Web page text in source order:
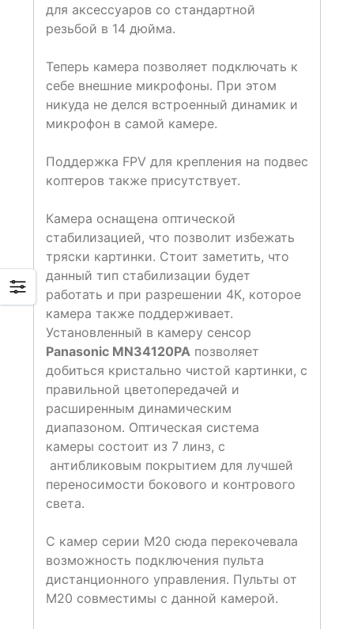
для аксессуаров со стандартной
резьбой в 14 дюйма.
Теперь камера позволяет подключать к
себе внешние микрофоны. При этом
никуда не делся встроенный динамик и
микрофон в самой камере.
Поддержка FPV для крепления на подвес
коптеров также присутствует.
Камера оснащена оптической
стабилизацией, что позволит избежать
тряски картинки. Стоит заметить, что
данный тип стабилизации будет
работать и при разрешении 4К, которое
камера также поддерживает.
Установленный в камеру сенсор
Panasonic MN34120PA позволяет
добиться кристально чистой картинки, с
правильной цветопередачей и
расширенным динамическим
диапазоном. Оптическая система
камеры состоит из 7 линз, с
антибликовым покрытием для лучшей
переносимости бокового и контрового
света.
С камер серии M20 сюда перекочевала
возможность подключения пульта
дистанционного управления. Пульты от
М20 совместимы с данной камерой.